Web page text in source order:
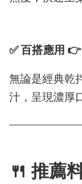
✅ 百搭應用
無論是經典乾
汁，呈現濃厚
🍴 推薦